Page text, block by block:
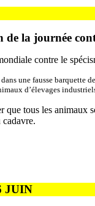
la journée
contre le
dans une fausse barquette
d’élevages
tous les animaux
cadavre.
JUIN